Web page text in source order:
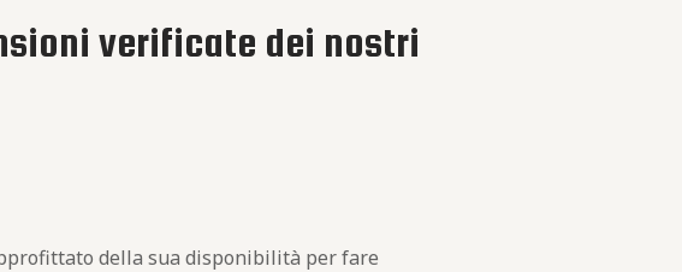
verificate dei nostri
della sua disponibilità per fare